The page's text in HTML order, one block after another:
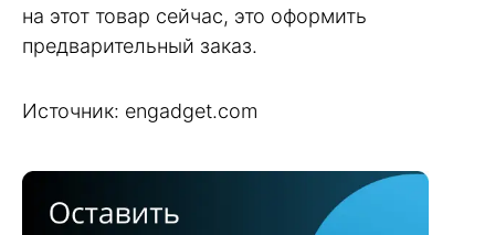
на этот товар сейчас, это оформить
предварительный заказ.
Источник: engadget.com